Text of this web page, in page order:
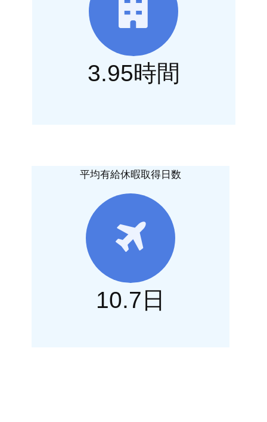
3.95時間
平均有給休暇取得日数
10.7日